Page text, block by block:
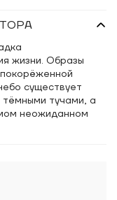
лишая их
Вместе с тем
консервантом,
для вечности.
ценного
времени и места.
жизни. Образы
существует
тучами, а
неожиданном